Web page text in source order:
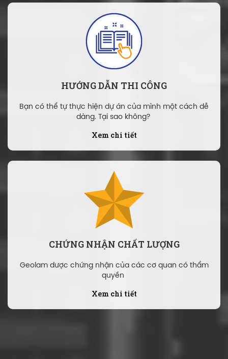
HƯỚNG DẪN THI CÔNG
Bạn có thể tự thực hiện dự án của mình một cách dễ
dàng. Tại sao không?
Xem chi tiết
CHỨNG NHẬN CHẤT LƯỢNG
Geolam dược chứng nhận của các cơ quan có thẩm
quyền
Xem chi tiết